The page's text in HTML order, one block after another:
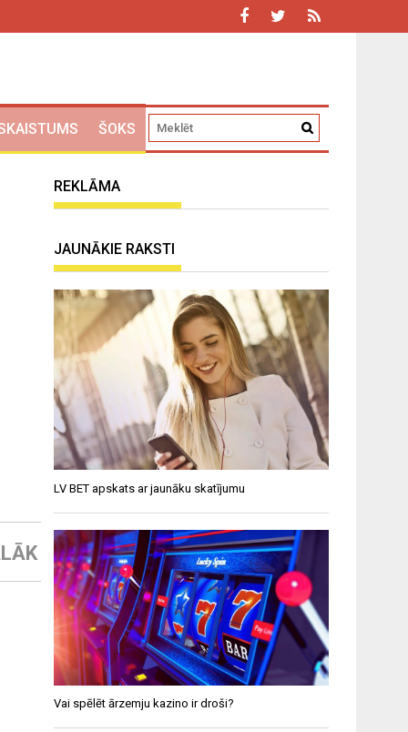
ŠOKS
REKLĀMA
JAUNĀKIE RAKSTI
LV BET apskats ar jaunāku skatījumu
Vai spēlēt ārzemju kazino ir droši?